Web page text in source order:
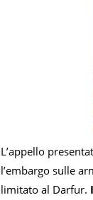
L’appello
l’embargo sulle
limitato al Darfur.